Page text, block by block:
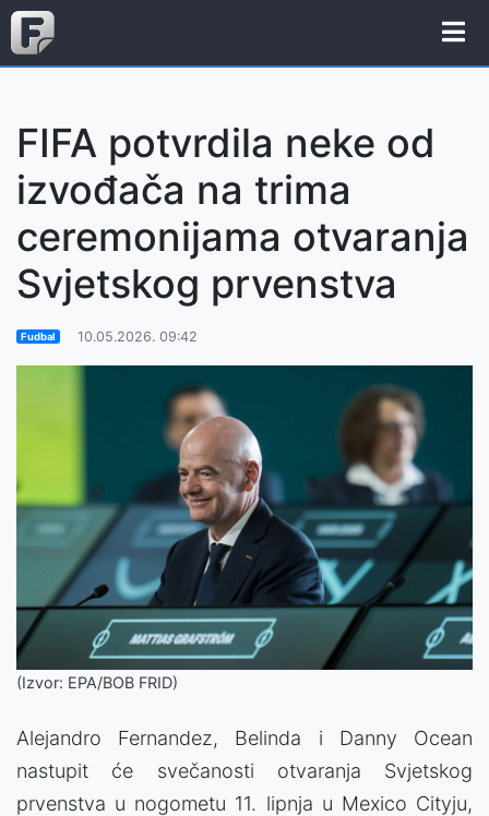
FIFA potvrdila neke od
izvođača na trima
ceremonijama otvaranja
Svjetskog prvenstva
Fudbal 10.05.2026. 09:42
(Izvor: EPA/BOB FRID)
Alejandro Fernandez, Belinda i Danny Ocean
nastupit će svečanosti otvaranja Svjetskog
prvenstva u nogometu 11. lipnja u Mexico Cityju,